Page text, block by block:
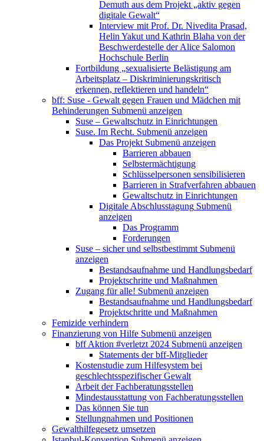
Demuth aus dem Projekt „aktiv gegen
digitale Gewalt“
Interview mit Prof. Dr. Nivedita Prasad,
Helin Yakut und Kathrin Blaha von der
Beschwerdestelle der Alice Salomon
Hochschule Berlin
Fortbildung „sexualisierte Belästigung am
Arbeitsplatz – Diskriminierungskritisch
erkennen, reflektieren und handeln“
bff: Suse - Gewalt gegen Frauen und Mädchen mit
Behinderungen Submenü anzeigen
Suse – Gewaltschutz in Einrichtungen
Suse. Im Recht. Submenü anzeigen
Das Projekt Submenü anzeigen
Barrieren abbauen
Selbstermächtigung
Schlüsselpersonen sensibilisieren
Barrieren in Strafverfahren abbauen
Gewaltschutz in Einrichtungen
Digitale Abschlusstagung Submenü
anzeigen
Das Programm
Forderungen
Suse – sicher und selbstbestimmt Submenü
anzeigen
Bestandsaufnahme und Handlungsbedarf
Projektschritte und Maßnahmen
Zugang für alle! Submenü anzeigen
Bestandsaufnahme und Handlungsbedarf
Projektschritte und Maßnahmen
Femizide verhindern
Finanzierung von Hilfe Submenü anzeigen
bff Aktion #verletzt 2024 Submenü anzeigen
Statements der bff-Mitglieder
Kostenstudie zum Hilfesystem bei
geschlechtsspezifischer Gewalt
Arbeit der Fachberatungsstellen
Mindestausstattung von Fachberatungsstellen
Das können Sie tun
Stellungnahmen und Positionen
Gewalthilfegesetz umsetzen